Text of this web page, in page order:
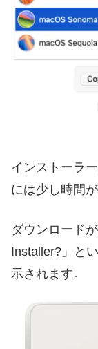
インストーラ
には少し時間
ダウンロード
Installer?」と
示されます。